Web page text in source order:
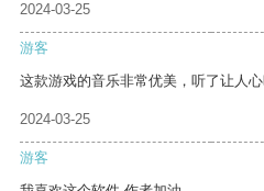
2024-03-25
游客
这款游戏的音乐非常优美，听了让人心
2024-03-25
游客